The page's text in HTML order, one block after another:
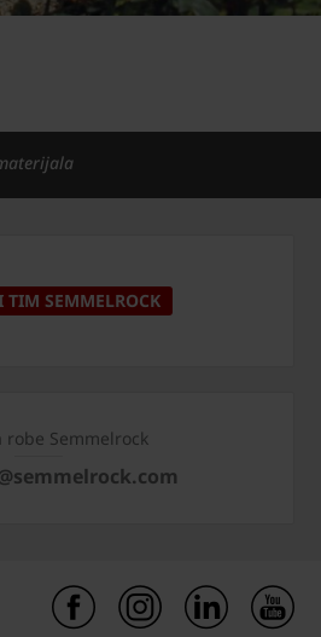
TIM SEMMELROCK
robe Semmelrock